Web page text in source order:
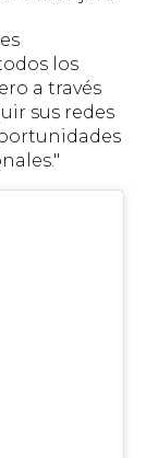
los
a través
sus redes